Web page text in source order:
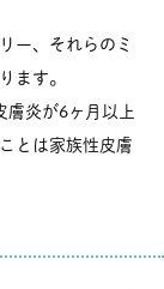
ー、それらのミ
ます。
膚炎が6ヶ月以上
とは家族性皮膚